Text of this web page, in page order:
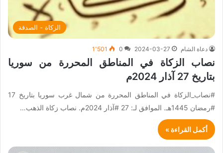
الزكاة - الصدقة
دعاة الشام 2024-03-27
0 1٬501
نصاب الزكاة في المناطق المحررة من سوريا
بتاريخ 27 آذار 2024م
#نصاب_الزكاة في المناطق المحررة من شمال غرب سوريا بتاريخ 17
#رمضان 1445هـ. الموافق لـ: 27 #آذار 2024م. نصاب زكاة الذهب…
أكمل القراءة »